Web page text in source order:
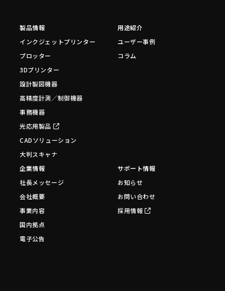
製品情報
インクジェットプリンター
プロッター
3Dプリンター
設計製図機器
高精度計測／制御機器
事務機器
光応用製品
CADソリューション
大判スキャナ
用途紹介
ユーザー事例
コラム
企業情報
社長メッセージ
会社概要
事業内容
国内拠点
電子公告
サポート情報
お知らせ
お問い合わせ
採用情報